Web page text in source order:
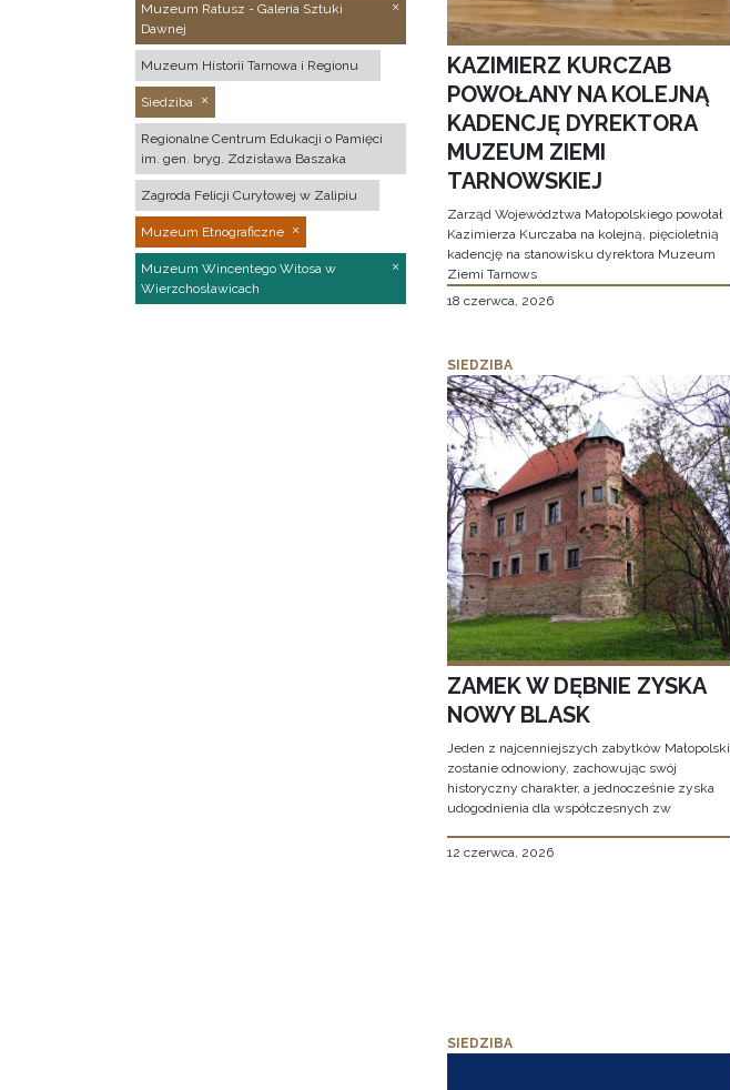
Muzeum Ratusz - Galeria Sztuki
Dawnej
Muzeum Historii Tarnowa i Regionu
Siedziba
Regionalne Centrum Edukacji o Pamięci
im. gen. bryg. Zdzisława Baszaka
Zagroda Felicji Curyłowej w Zalipiu
Muzeum Etnograficzne
Muzeum Wincentego Witosa w
Wierzchosławicach
KAZIMIERZ KURCZAB
POWOŁANY NA KOLEJNĄ
KADENCJĘ DYREKTORA
MUZEUM ZIEMI
TARNOWSKIEJ
Zarząd Województwa Małopolskiego powołał
Kazimierza Kurczaba na kolejną, pięcioletnią
kadencję na stanowisku dyrektora Muzeum
Ziemi Tarnows
18 czerwca, 2026
SIEDZIBA
ZAMEK W DĘBNIE ZYSKA
NOWY BLASK
Jeden z najcenniejszych zabytków Małopolski
zostanie odnowiony, zachowując swój
historyczny charakter, a jednocześnie zyska
udogodnienia dla współczesnych zw
12 czerwca, 2026
SIEDZIBA